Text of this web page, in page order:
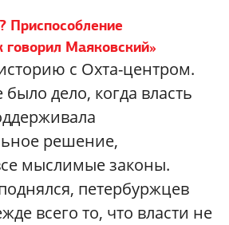
Приспособление
говорил Маяковский»
с Охта-центром.
дело, когда власть
решение,
мыслимые законы.
петербуржцев
всего то, что власти не